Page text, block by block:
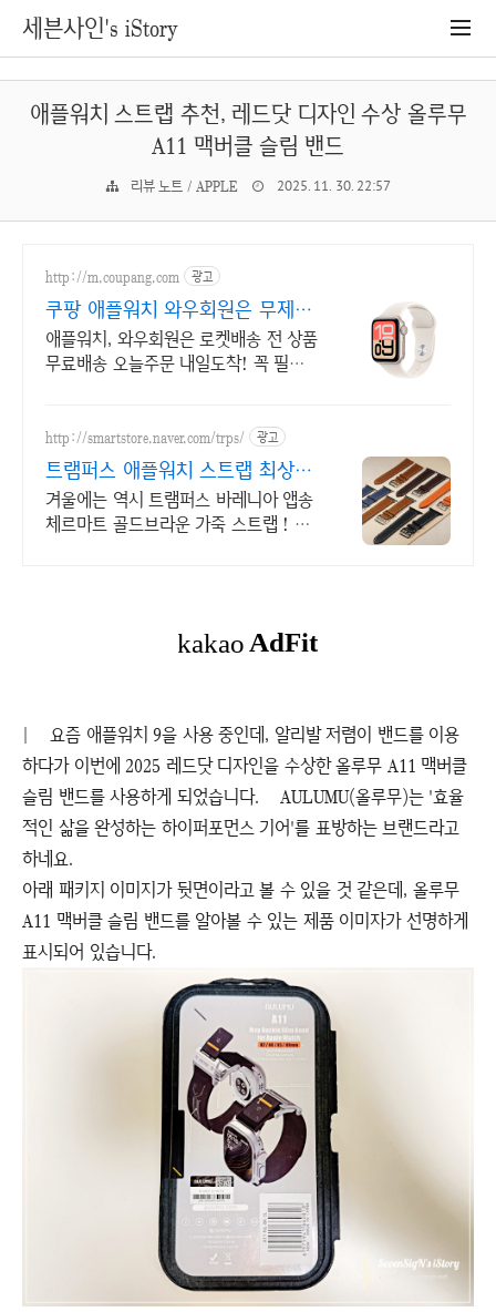
세븐사인's iStory
애플워치 스트랩 추천, 레드닷 디자인 수상 올루무
A11 맥버클 슬림 밴드
리뷰 노트 / APPLE 2025. 11. 30. 22:57
http://m.coupang.com 광고
쿠팡 애플워치 와우회원은 무제한
무료 배송
애플워치, 와우회원은 로켓배송 전 상품
무료배송 오늘주문 내일도착! 꼭 필요
http://smartstore.naver.com/trps/ 광고
트램퍼스 애플워치 스트랩 최상급
방수내피가죽 사용
겨울에는 역시 트램퍼스 바레니아 앱송
체르마트 골드브라운 가죽 스트랩 ! 온
| 요즘 애플워치 9을 사용 중인데, 알리발 저렴이 밴드를 이용
하다가 이번에 2025 레드닷 디자인을 수상한 올루무 A11 맥버클
슬림 밴드를 사용하게 되었습니다. AULUMU(올루무)는 '효율
적인 삶을 완성하는 하이퍼포먼스 기어'를 표방하는 브랜드라고
하네요.
아래 패키지 이미지가 뒷면이라고 볼 수 있을 것 같은데, 올루무
A11 맥버클 슬림 밴드를 알아볼 수 있는 제품 이미자가 선명하게
표시되어 있습니다.